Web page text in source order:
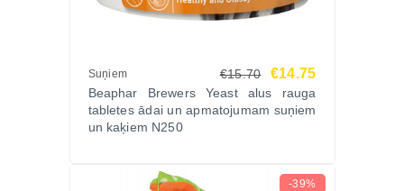
Suņiem €15.70 €14.75
Beaphar Brewers Yeast alus rauga
tabletes ādai un apmatojumam suņiem
un kaķiem N250
-39%